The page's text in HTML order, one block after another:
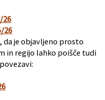
26
26
da je objavljeno prosto
in regijo lahko poišče tudi